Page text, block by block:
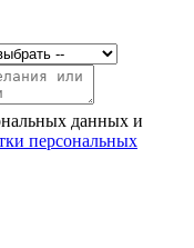
данных и
персональных